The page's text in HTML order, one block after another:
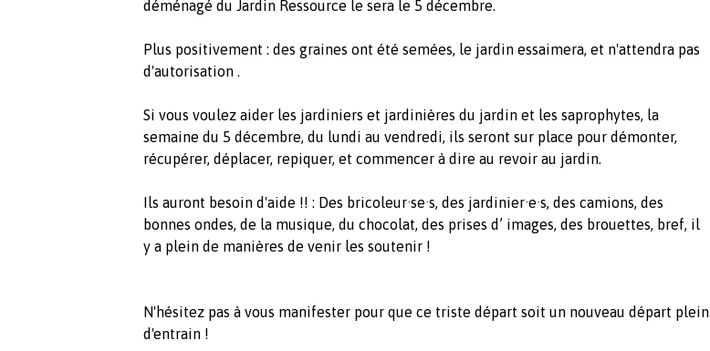
déménagé du Jardin Ressource le sera le 5 décembre.
Plus positivement : des graines ont été semées, le jardin essaimera, et n'attendra pas
d'autorisation .
Si vous voulez aider les jardiniers et jardinières du jardin et les saprophytes, la
semaine du 5 décembre, du lundi au vendredi, ils seront sur place pour démonter,
récupérer, déplacer, repiquer, et commencer à dire au revoir au jardin.
Ils auront besoin d'aide !! : Des bricoleur·se·s, des jardinier·e·s, des camions, des
bonnes ondes, de la musique, du chocolat, des prises d’ images, des brouettes, bref, il
y a plein de manières de venir les soutenir !
N'hésitez pas à vous manifester pour que ce triste départ soit un nouveau départ plein
d'entrain !